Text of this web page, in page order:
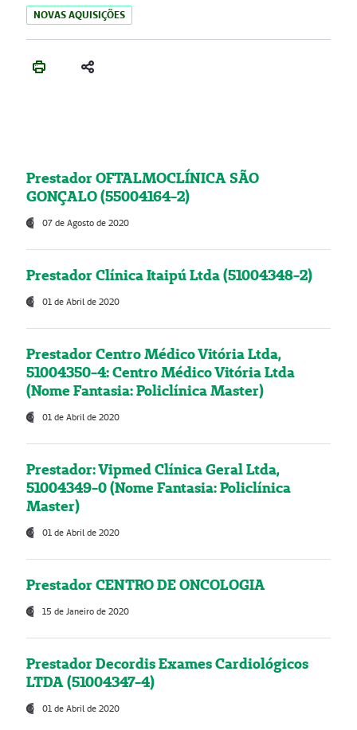
NOVAS AQUISIÇÕES
Prestador OFTALMOCLÍNICA SÃO
GONÇALO (55004164-2)
07 de Agosto de 2020
Prestador Clínica Itaipú Ltda (51004348-2)
01 de Abril de 2020
Prestador Centro Médico Vitória Ltda,
51004350-4: Centro Médico Vitória Ltda
(Nome Fantasia: Policlínica Master)
01 de Abril de 2020
Prestador: Vipmed Clínica Geral Ltda,
51004349-0 (Nome Fantasia: Policlínica
Master)
01 de Abril de 2020
Prestador CENTRO DE ONCOLOGIA
15 de Janeiro de 2020
Prestador Decordis Exames Cardiológicos
LTDA (51004347-4)
01 de Abril de 2020